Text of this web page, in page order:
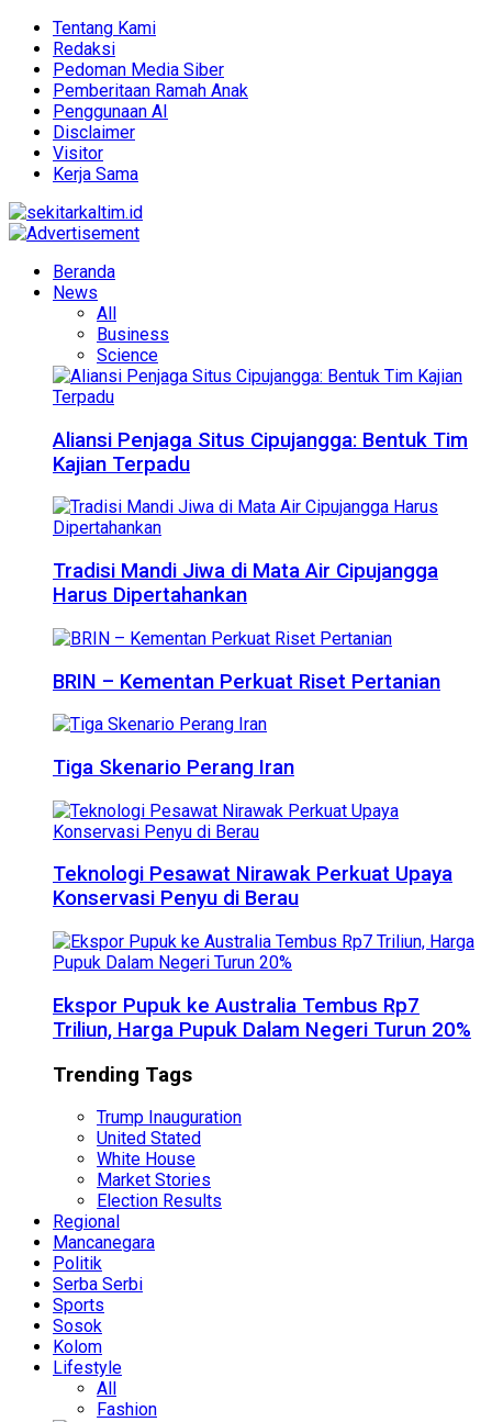
Tentang Kami
Redaksi
Pedoman Media Siber
Pemberitaan Ramah Anak
Penggunaan AI
Disclaimer
Visitor
Kerja Sama
Beranda
News
All
Business
Science
Aliansi Penjaga Situs Cipujangga: Bentuk Tim
Kajian Terpadu
Tradisi Mandi Jiwa di Mata Air Cipujangga
Harus Dipertahankan
BRIN – Kementan Perkuat Riset Pertanian
Tiga Skenario Perang Iran
Teknologi Pesawat Nirawak Perkuat Upaya
Konservasi Penyu di Berau
Ekspor Pupuk ke Australia Tembus Rp7
Triliun, Harga Pupuk Dalam Negeri Turun 20%
Trending Tags
Trump Inauguration
United Stated
White House
Market Stories
Election Results
Regional
Mancanegara
Politik
Serba Serbi
Sports
Sosok
Kolom
Lifestyle
All
Fashion